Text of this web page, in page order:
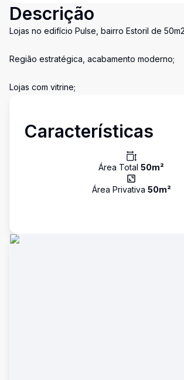
Descrição
Lojas no edifício Pulse, bairro Estoril de
Região estratégica, acabamento moderno;
Lojas com vitrine;
Características
Área Total 50m²
Área Privativa 50m²